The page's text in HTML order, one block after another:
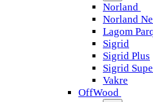
Norland
Norland
Lagom
Sigrid
Sigrid Plus
Sigrid
Vakre
OffWood